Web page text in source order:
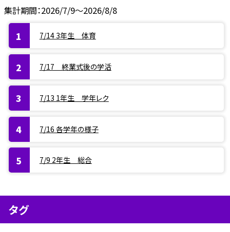
集計期間：2026/7/9～2026/8/8
7/14 3年生 体育
7/17 終業式後の学活
7/13 1年生 学年レク
7/16 各学年の様子
7/9 2年生 総合
タグ